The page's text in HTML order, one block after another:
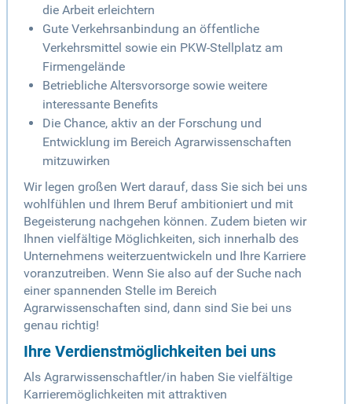
die Arbeit erleichtern
Gute Verkehrsanbindung an öffentliche
Verkehrsmittel sowie ein PKW-Stellplatz am
Firmengelände
Betriebliche Altersvorsorge sowie weitere
interessante Benefits
Die Chance, aktiv an der Forschung und
Entwicklung im Bereich Agrarwissenschaften
mitzuwirken
Wir legen großen Wert darauf, dass Sie sich bei uns
wohlfühlen und Ihrem Beruf ambitioniert und mit
Begeisterung nachgehen können. Zudem bieten wir
Ihnen vielfältige Möglichkeiten, sich innerhalb des
Unternehmens weiterzuentwickeln und Ihre Karriere
voranzutreiben. Wenn Sie also auf der Suche nach
einer spannenden Stelle im Bereich
Agrarwissenschaften sind, dann sind Sie bei uns
genau richtig!
Ihre Verdienstmöglichkeiten bei uns
Als Agrarwissenschaftler/in haben Sie vielfältige
Karrieremöglichkeiten mit attraktiven